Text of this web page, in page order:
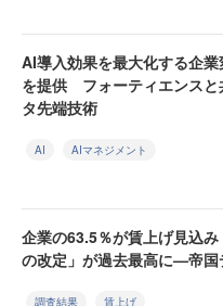
AI導入効果を最大化する企
を提供 フォーティエンス
タ先端技術
AI AIマネジメント
企業の63.5％が賃上げ見込
の改定」が過去最高に—帝国
調査結果 賃上げ